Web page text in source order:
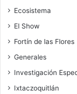
Ecosistema
El Show
Fortín de las Flores
Generales
Investigación
Ixtaczoquitlán